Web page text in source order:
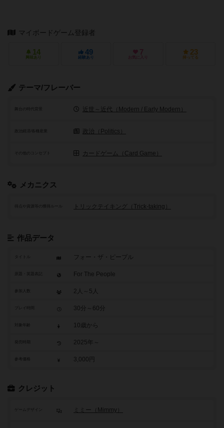
マイボードゲーム登録者
14
興味あり
49
経験あり
7
お気に入り
23
持ってる
テーマ/フレーバー
舞台の時代背景 近世～近代（Modern / Early Modern）
政治経済/各種産業 政治（Politics）
その他のコンセプト カードゲーム（Card Game）
メカニクス
トリックテイキング（Trick-taking）
作品データ
タイトル フォー・ザ・ピープル
For The People
参加人数 2人～5人
30分～60分
10歳から
2025年～
参考価格 3,000円
クレジット
ゲームデザイン ミミー（Mimmy）